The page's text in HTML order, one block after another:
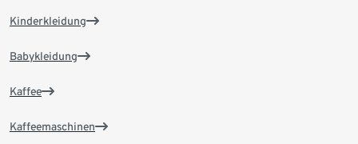
Kinderkleidung
Babykleidung
Kaffee
Kaffeemaschinen